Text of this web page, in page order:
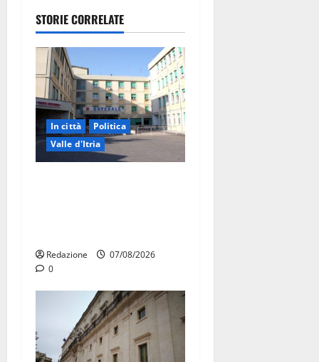
STORIE CORRELATE
In città
Politica
Valle d'Itria
Redazione
07/08/2026
0